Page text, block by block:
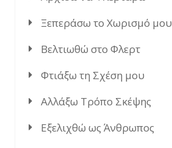
Ξεπεράσω το Χωρισμό μου
Βελτιωθώ στο Φλερτ
Φτιάξω τη Σχέση μου
Αλλάξω Τρόπο Σκέψης
Εξελιχθώ ως Άνθρωπος